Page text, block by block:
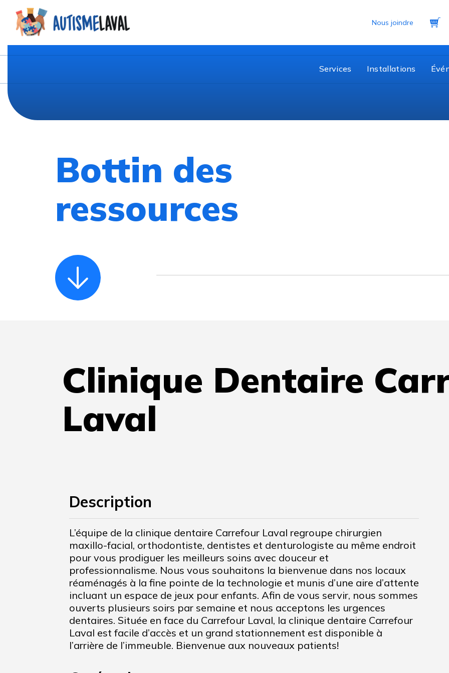
Nous joindre
Services Installations
Bottin des
ressources
Clinique Dentaire
Laval
Description
L’équipe de la clinique dentaire Carrefour Laval regroupe chirurgien
maxillo-facial, orthodontiste, dentistes et denturologiste au même endroit
pour vous prodiguer les meilleurs soins avec douceur et
professionnalisme. Nous vous souhaitons la bienvenue dans nos locaux
réaménagés à la fine pointe de la technologie et munis d’une aire d’attente
incluant un espace de jeux pour enfants. Afin de vous servir, nous sommes
ouverts plusieurs soirs par semaine et nous acceptons les urgences
dentaires. Située en face du Carrefour Laval, la clinique dentaire Carrefour
Laval est facile d’accès et un grand stationnement est disponible à
l’arrière de l’immeuble. Bienvenue aux nouveaux patients!